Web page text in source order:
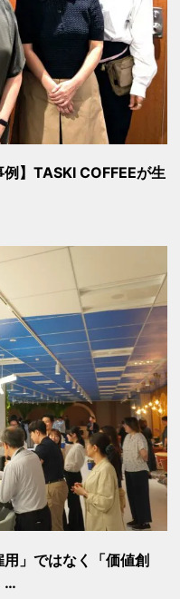
例】TASKI COFFEEが生
用」ではなく「価値創
…